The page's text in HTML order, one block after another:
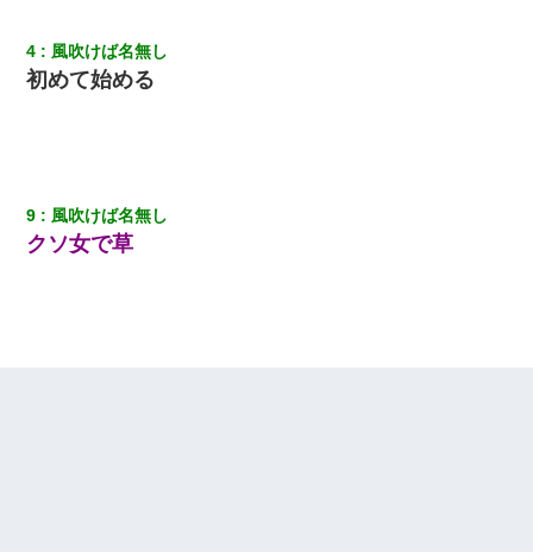
4 風吹けば名無し
初めて始める
9 風吹けば名無し
クソ女で草